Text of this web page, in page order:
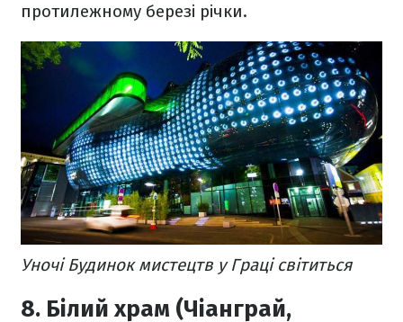
протилежному березі річки.
Уночі Будинок мистецтв у Граці світиться
8. Білий храм (Чіанграй,